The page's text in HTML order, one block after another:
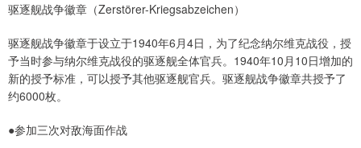
驱逐舰战争徽章（Zerstörer-Kriegsabzeichen）
驱逐舰战争徽章于设立于1940年6月4日，为了纪念纳尔维克战役，授
予当时参与纳尔维克战役的驱逐舰全体官兵。1940年10月10日增加的
新的授予标准，可以授予其他驱逐舰官兵。驱逐舰战争徽章共授予了
约6000枚。
●参加三次对敌海面作战